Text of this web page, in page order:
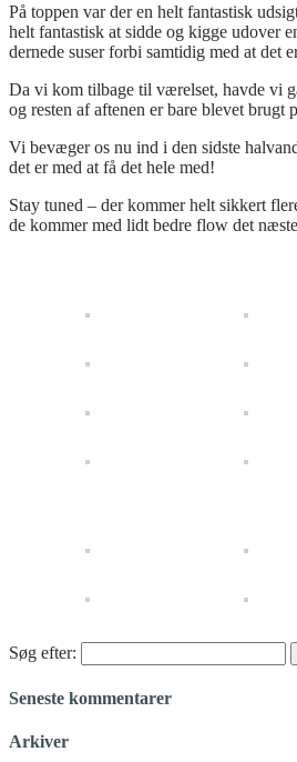
På toppen var der en helt fantastisk
helt fantastisk at sidde og kigge udover
dernede suser forbi samtidig med at det
Da vi kom tilbage til værelset, havde vi
og resten af aftenen er bare blevet brugt
Vi bevæger os nu ind i den sidste
det er med at få det hele med!
Stay tuned – der kommer helt sikkert
de kommer med lidt bedre flow det
Søg efter:
Seneste kommentarer
Arkiver